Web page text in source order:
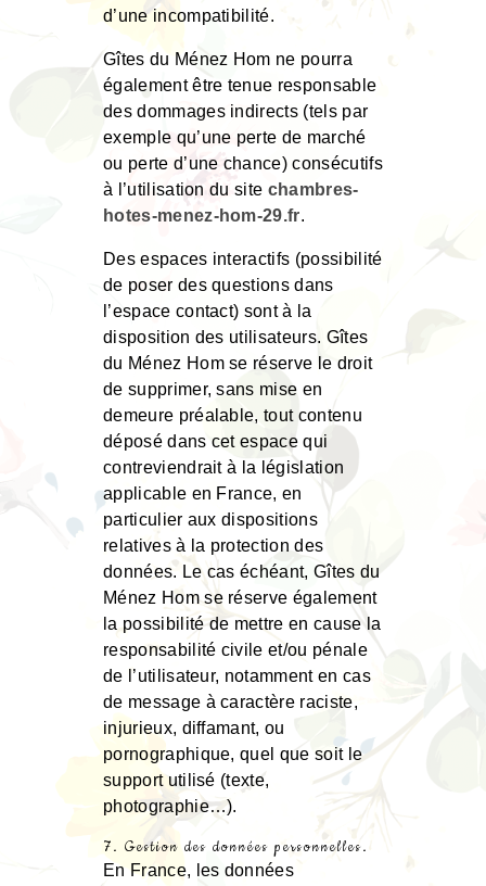
d’une incompatibilité.
Gîtes du Ménez Hom ne pourra
également être tenue responsable
des dommages indirects (tels par
exemple qu’une perte de marché
ou perte d’une chance) consécutifs
à l’utilisation du site chambres-
hotes-menez-hom-29.fr.
Des espaces interactifs (possibilité
de poser des questions dans
l’espace contact) sont à la
disposition des utilisateurs. Gîtes
du Ménez Hom se réserve le droit
de supprimer, sans mise en
demeure préalable, tout contenu
déposé dans cet espace qui
contreviendrait à la législation
applicable en France, en
particulier aux dispositions
relatives à la protection des
données. Le cas échéant, Gîtes du
Ménez Hom se réserve également
la possibilité de mettre en cause la
responsabilité civile et/ou pénale
de l’utilisateur, notamment en cas
de message à caractère raciste,
injurieux, diffamant, ou
pornographique, quel que soit le
support utilisé (texte,
photographie…).
7. Gestion des données personnelles.
En France, les données